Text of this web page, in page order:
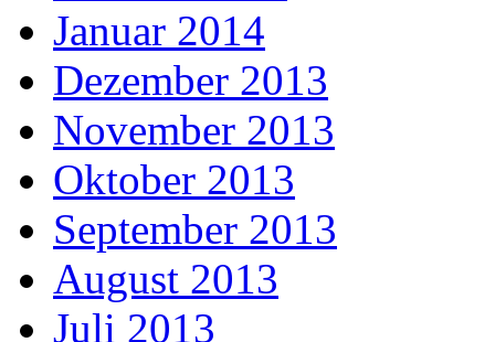
Januar 2014
Dezember 2013
November 2013
Oktober 2013
September 2013
August 2013
Juli 2013